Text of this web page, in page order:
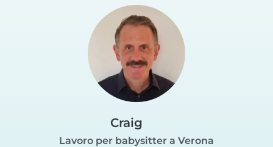
Craig
Lavoro per babysitter a Verona